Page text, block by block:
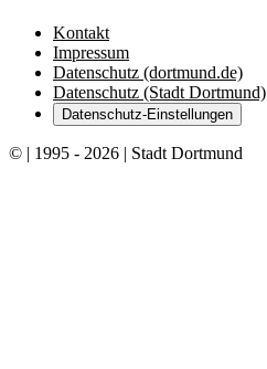
Kontakt
Impressum
Datenschutz (dortmund.de)
Datenschutz (Stadt Dortmund)
Datenschutz-Einstellungen
© | 1995 - 2026 | Stadt Dortmund